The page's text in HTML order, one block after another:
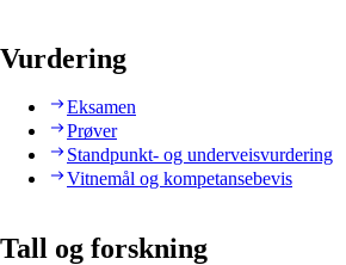
Vurdering
Eksamen
Prøver
Standpunkt- og underveisvurdering
Vitnemål og kompetansebevis
Tall og forskning